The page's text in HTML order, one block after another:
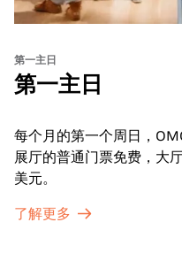
第一主日
第一主日
每个月的第一个周日，
展厅的普通门票免费，大
美元。
了解更多